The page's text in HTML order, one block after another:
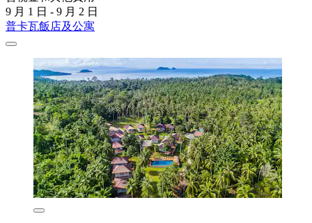
9 月 1 日 - 9 月 2 日
普卡瓦飯店及公寓